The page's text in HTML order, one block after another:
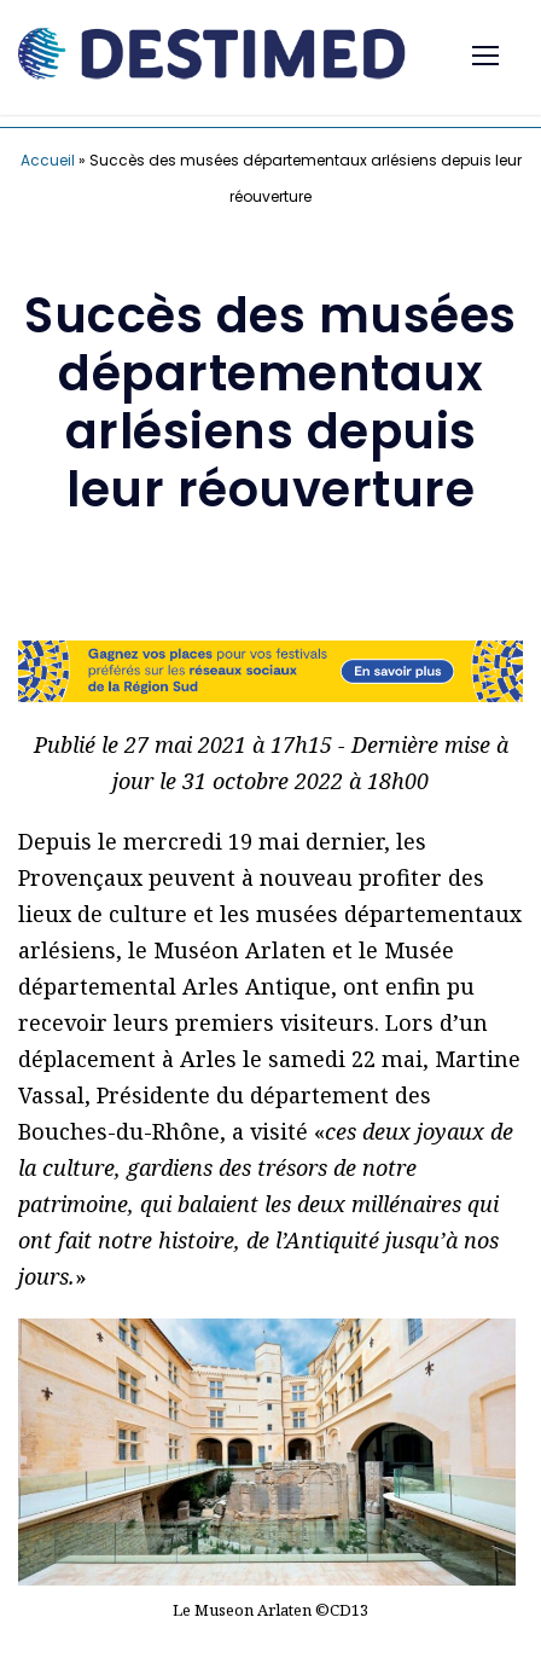
Accueil » Succès des musées départementaux arlésiens depuis leur
réouverture
Succès des musées
départementaux
arlésiens depuis
leur réouverture
Publié le 27 mai 2021 à 17h15 - Dernière mise à
jour le 31 octobre 2022 à 18h00
Depuis le mercredi 19 mai dernier, les
Provençaux peuvent à nouveau profiter des
lieux de culture et les musées départementaux
arlésiens, le Muséon Arlaten et le Musée
départemental Arles Antique, ont enfin pu
recevoir leurs premiers visiteurs. Lors d’un
déplacement à Arles le samedi 22 mai, Martine
Vassal, Présidente du département des
Bouches-du-Rhône, a visité «ces deux joyaux de
la culture, gardiens des trésors de notre
patrimoine, qui balaient les deux millénaires qui
ont fait notre histoire, de l’Antiquité jusqu’à nos
jours.»
Le Museon Arlaten ©CD13